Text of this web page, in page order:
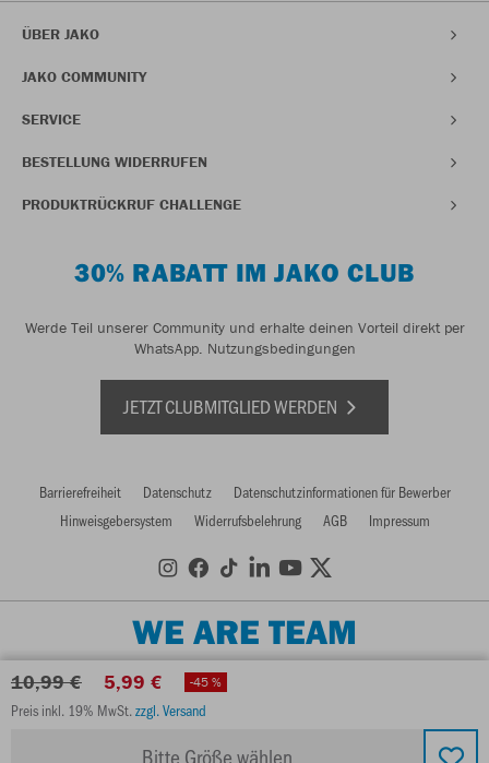
10,99 € 5,99 € -45 %
Preis inkl. 19% MwSt.zzgl. Versand
Bitte Größe wählen
ÜBER JAKO
JAKO COMMUNITY
SERVICE
BESTELLUNG WIDERRUFEN
PRODUKTRÜCKRUF CHALLENGE
30% RABATT IM JAKO CLUB
Werde Teil unserer Community und erhalte deinen Vorteil direkt per
WhatsApp. Nutzungsbedingungen
JETZT CLUBMITGLIED WERDEN
Barrierefreiheit Datenschutz
Datenschutzinformationen für Bewerber
Hinweisgebersystem
Widerrufsbelehrung AGB Impressum
WE ARE TEAM